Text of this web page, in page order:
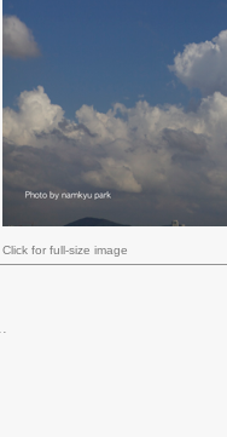
Click for full-size image